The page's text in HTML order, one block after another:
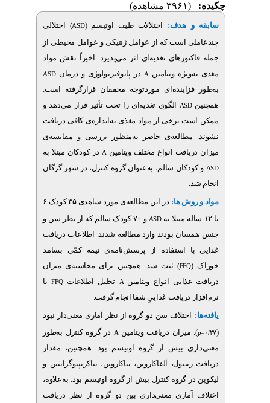
اختلالات طیف اوتیسم ( ASD) اختلالی
است که از عوامل ژنتیکی و عوامل محیطی از
تغذیه‌ای اثر می‌پذیرد. اخیراً نقش مواد
در پاتوفیزیولوژی و درمان ASD
موردتوجه محققان قرارگرفته است.
الگوی تغذیه‌ای را تحت تأثیر قرار می‌دهد و
برخی از مواد مغذی به‌اندازه‌ی کافی دریافت
حاضر به‌منظور بررسی و مقایسه‌ی
انواع مختلف ویتامینAدر کودکان مبتلا به
سالم، به‌عنوان گروه کنترل، در شهر گرگان
در این مطالعه‌ی مورد-شاهدی ۳۵ کودک ۶
و ۷۰ کودک سالم که از نظر سن و
بودند وارد مطالعه شدند. اطلاعات دریافت
استفاده از پرسش‌نامه‌ی نیمه کمّی بسامد
) ثبت شد. همچنین برای محاسبه‌ی میزان
انواع ویتامینA تحلیل اطلاعاتFFQبا
دریافت غذاییِ شفا انجام گرفت.
اختلاف سن دو گروه از نظر آماری معنی‌دار نبود
دریافت ویتامینA
در گروه کنترل به‌طور
بیش از گروه اوتیسم بود. همچنین، مقدار
آلفاکاروتن، بتاکاروتن، بتاکریپتوگزانتین و
گروه کنترل بیش از گروه اوتیسم بود. به‌علاوه،
معنی‌داری بین دو گروه از نظر دریافت